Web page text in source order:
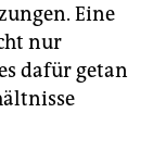
Eine
nur
dafür getan